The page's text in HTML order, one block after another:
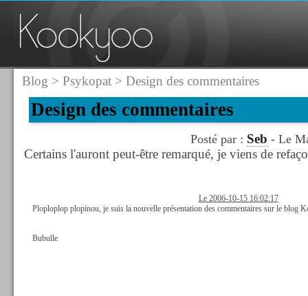
Blog > Psykopat> Design des commentaires
Design des commentaires
Posté par : Seb - Le
Certains l'auront peut-être remarqué, je viens de
Le 2006-10-15 16:02:17
Ploploplop plopinou, je suis la nouvelle présentation des commentaires sur le blog
Bubulle